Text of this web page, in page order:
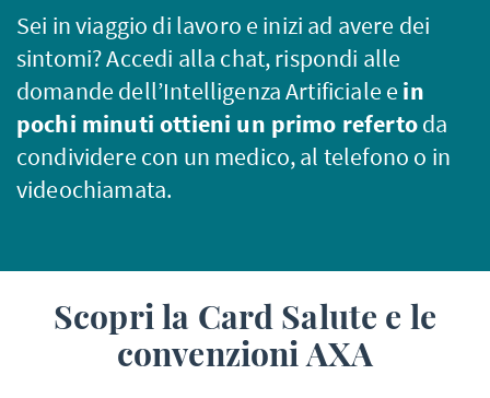
Sei in viaggio di lavoro e inizi ad avere dei
sintomi? Accedi alla chat, rispondi alle
domande dell’Intelligenza Artificiale e in
pochi minuti ottieni un primo refertoda
condividere con un medico, al telefono o in
videochiamata.
Scopri la Card Salute e le
convenzioni AXA